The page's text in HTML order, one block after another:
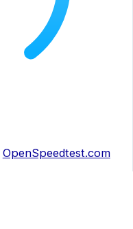
OpenSpeedtest.com